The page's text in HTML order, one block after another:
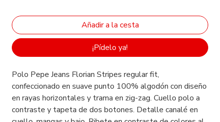
¡Pídelo ya!
Polo Pepe Jeans Florian Stripes regular fit,
confeccionado en suave punto 100% algodón con diseño
en rayas horizontales y trama en zig-zag. Cuello polo a
contraste y tapeta de dos botones. Detalle canalé en